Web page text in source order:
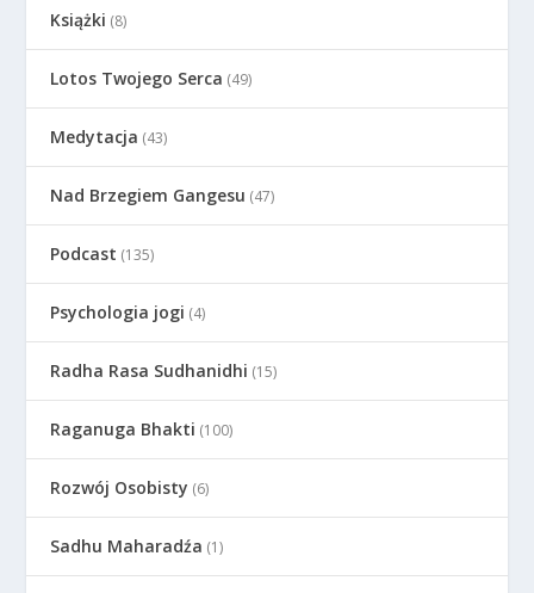
Książki (8)
Lotos Twojego Serca (49)
Medytacja (43)
Nad Brzegiem Gangesu (47)
Podcast (135)
Psychologia jogi (4)
Radha Rasa Sudhanidhi (15)
Raganuga Bhakti (100)
Rozwój Osobisty (6)
Sadhu Maharadźa (1)